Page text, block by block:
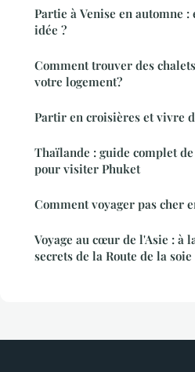
Partie à Venise en automne :
idée ?
Comment trouver des
votre logement?
Partir en croisières et vivre
Thaïlande : guide complet
pour visiter Phuket
Comment voyager pas cher
Voyage au cœur de l'Asie : à
secrets de la Route de la soie